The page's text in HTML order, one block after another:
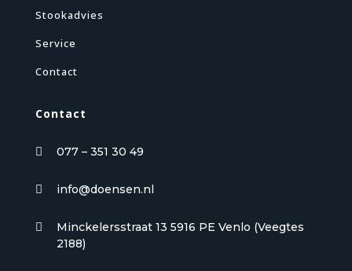
Stookadvies
Service
Contact
Contact
 077 – 351 30 49
 info@doensen.nl

Minckelersstraat 13 5916 PE Venlo (Veegtes
2188)